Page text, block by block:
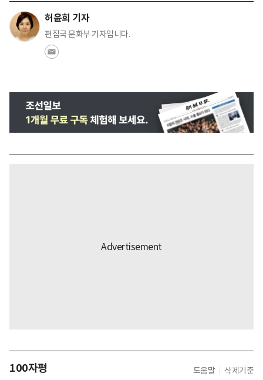
허윤희 기자
편집국 문화부 기자입니다.
100자평 도움말 삭제기준